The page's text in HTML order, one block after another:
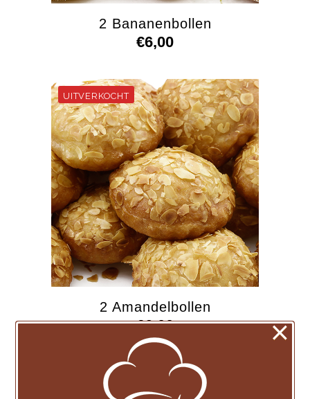
2 Bananenbollen
€6,00
2 Amandelbollen
€6,00 ×